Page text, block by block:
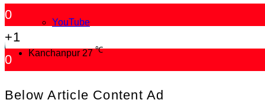
YouTube
Kanchanpur 27 ℃
0
+1
0
Below Article Content Ad